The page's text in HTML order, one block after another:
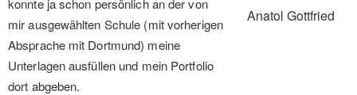
mir ausgewählten Schule (mit vorherigen
Absprache mit Dortmund) meine
Unterlagen ausfüllen und mein Portfolio
dort abgeben.
Anatol Gottfried